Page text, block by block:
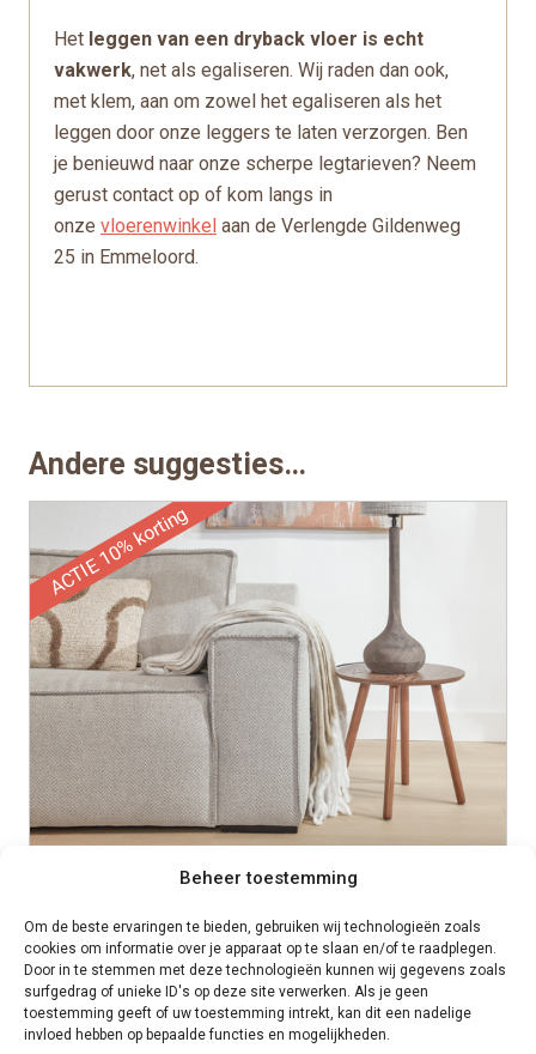
Beheer toestemming
Om de beste ervaringen te bieden, gebruiken wij technologieën zoals
cookies om informatie over je apparaat op te slaan en/of te raadplegen.
Door in te stemmen met deze technologieën kunnen wij gegevens zoals
surfgedrag of unieke ID's op deze site verwerken. Als je geen
toestemming geeft of uw toestemming intrekt, kan dit een nadelige
invloed hebben op bepaalde functies en mogelijkheden.
Het leggen van een dryback vloer is echt
vakwerk, net als egaliseren. Wij raden dan ook,
met klem, aan om zowel het egaliseren als het
leggen door onze leggers te laten verzorgen. Ben
je benieuwd naar onze scherpe legtarieven? Neem
gerust contact op of kom langs in
onze vloerenwinkel aan de Verlengde Gildenweg
25 in Emmeloord.
Andere suggesties…
ACTIE 10% korting